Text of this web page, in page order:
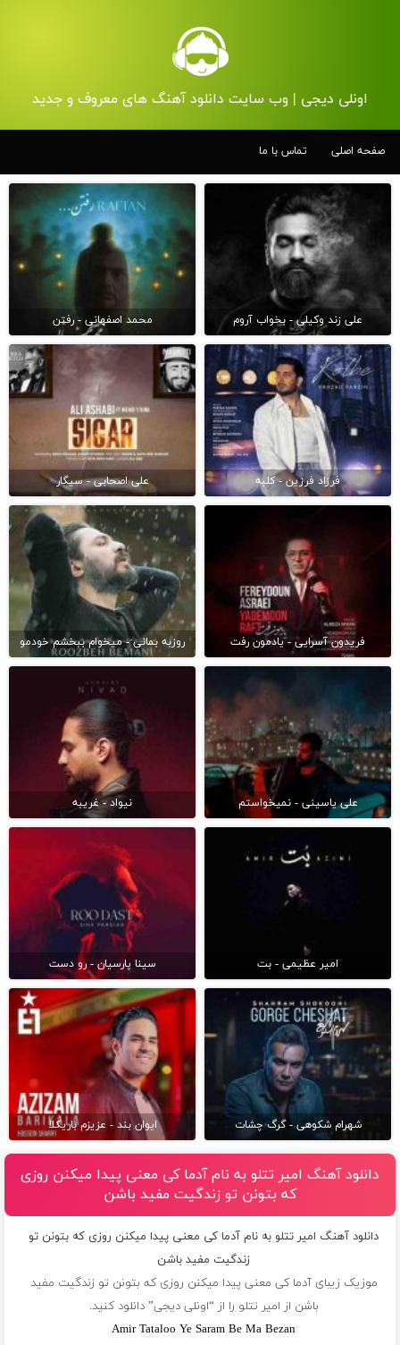
اونلی دیجی | وب سایت دانلود آهنگ های معروف و جدید
صفحه اصلی تماس با ما
علی زند وکیلی - بخواب آروم محمد اصفهانی - رفتن
فرزاد فرزین - کلبه علی اصحابی - سیگار
فریدون آسرایی - یادمون رفت روزبه بمانی - میخوام ببخشم خودمو
علی یاسینی - نمیخواستم نیواد - غریبه
امیر عظیمی - بت سینا پارسیان - رو دست
شهرام شکوهی - گرگ چشات ایوان بند - عزیزم باریکلا
دانلود آهنگ امیر تتلو به نام آدما کی معنی پیدا میکنن روزی
که بتونن تو زندگیت مفید باشن
دانلود آهنگ امیر تتلو به نام آدما کی معنی پیدا میکنن روزی که بتونن تو
زندگیت مفید باشن
موزیک زیبای آدما کی معنی پیدا میکنن روزی که بتونن تو زندگیت مفید
باشن از امیر تتلو را از “اونلی دیجی” دانلود کنید.
Amir Tataloo Ye Saram Be Ma Bezan